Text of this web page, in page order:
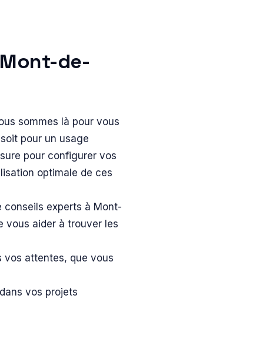
de-
sommes là pour vous
pour un usage
pour configurer vos
optimale de ces
conseils experts à Mont-
vous aider à trouver les
vos attentes, que vous
vos projets